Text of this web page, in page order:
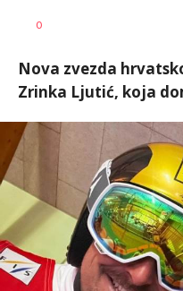
0
Nova zvezda
Zrinka Ljutić, koja